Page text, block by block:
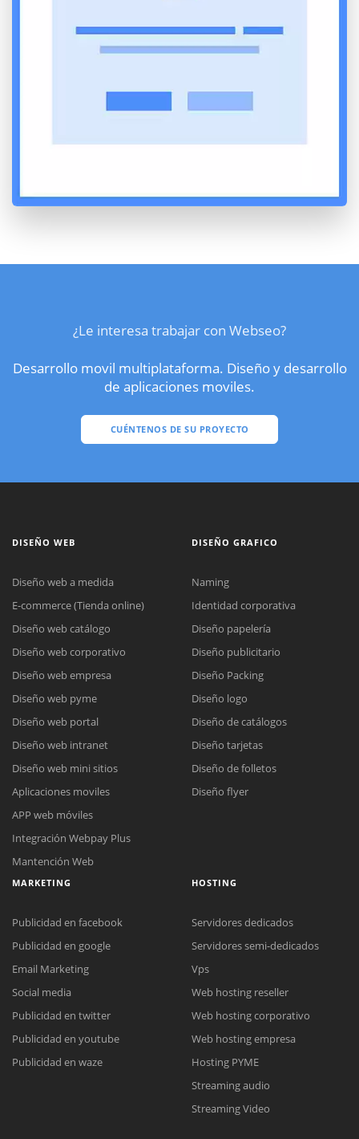
¿Le interesa trabajar con Webseo?
Desarrollo movil multiplataforma. Diseño y desarrollo
de aplicaciones moviles.
CUÉNTENOS DE SU PROYECTO
Reunión online
Nuestros ejecutivos le enviarán un correo electrónico con el enlace a
Meet para la reunión online.
Cotización
Todos nuestros ejecutivos están fuera de línea. Complete el formulario
DISEÑO WEB
Diseño web a medida
E-commerce (Tienda online)
Diseño web catálogo
Diseño web corporativo
Diseño web empresa
Diseño web pyme
Diseño web portal
Diseño web intranet
Diseño web mini sitios
Aplicaciones moviles
APP web móviles
Integración Webpay Plus
Mantención Web
DISEÑO GRAFICO
Naming
Identidad corporativa
Diseño papelería
Diseño publicitario
Diseño Packing
Diseño logo
Diseño de catálogos
Diseño tarjetas
Diseño de folletos
Diseño flyer
MARKETING
Publicidad en facebook
Publicidad en google
Email Marketing
Social media
Publicidad en twitter
Publicidad en youtube
Publicidad en waze
HOSTING
Servidores dedicados
Servidores semi-dedicados
Vps
Web hosting reseller
Web hosting corporativo
Web hosting empresa
Hosting PYME
Streaming audio
Streaming Video